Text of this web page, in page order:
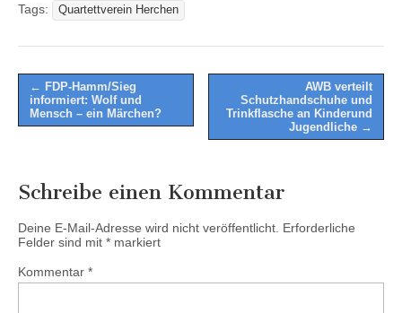
Tags: Quartettverein Herchen
Post
navigation
← FDP-Hamm/Sieg
informiert: Wolf und
Mensch – ein Märchen?
AWB verteilt
Schutzhandschuhe und
Trinkflasche an Kinderund
Jugendliche →
Schreibe einen Kommentar
Deine E-Mail-Adresse wird nicht veröffentlicht. Erforderliche
Felder sind mit * markiert
Kommentar *